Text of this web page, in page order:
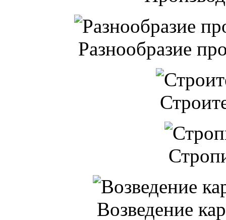
Разнообразие
Возведение